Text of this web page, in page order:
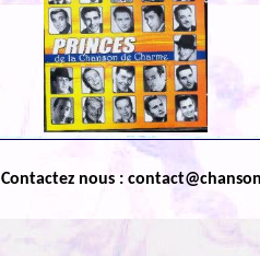
Contactez nous :